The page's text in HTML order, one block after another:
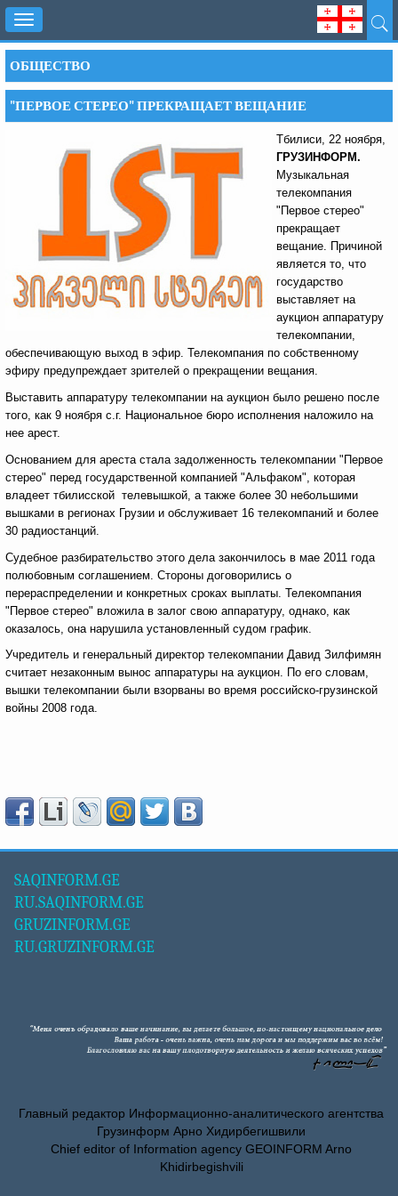
Toggle
navigation
ОБЩЕСТВО
"ПЕРВОЕ СТЕРЕО" ПРЕКРАЩАЕТ ВЕЩАНИЕ
Тбилиси, 22 ноября,
ГРУЗИНФОРМ.
Музыкальная
телекомпания
"Первое стерео"
прекращает
вещание. Причиной
является то, что
государство
выставляет на
аукцион аппаратуру
телекомпании,
обеспечивающую выход в эфир. Телекомпания по собственному
эфиру предупреждает зрителей о прекращении вещания.
Выставить аппаратуру телекомпании на аукцион было решено после
того, как 9 ноября с.г. Национальное бюро исполнения наложило на
нее арест.
Основанием для ареста стала задолженность телекомпании "Первое
стерео" перед государственной компанией "Альфаком", которая
владеет тбилисской телевышкой, а также более 30 небольшими
вышками в регионах Грузии и обслуживает 16 телекомпаний и более
30 радиостанций.
Судебное разбирательство этого дела закончилось в мае 2011 года
полюбовным соглашением. Стороны договорились о
перераспределении и конкретных сроках выплаты. Телекомпания
"Первое стерео" вложила в залог свою аппаратуру, однако, как
оказалось, она нарушила установленный судом график.
Учредитель и генеральный директор телекомпании Давид Зилфимян
считает незаконным вынос аппаратуры на аукцион. По его словам,
вышки телекомпании были взорваны во время российско-грузинской
войны 2008 года.
SAQINFORM.GE
RU.SAQINFORM.GE
GRUZINFORM.GE
RU.GRUZINFORM.GE
Главный редактор Информационно-аналитического агентства
Грузинформ Арно Хидирбегишвили
Chief editor of Information agency GEOINFORM Arno
Khidirbegishvili